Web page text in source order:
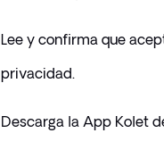
Lee y confirma que
privacidad.
Descarga la App Kolet